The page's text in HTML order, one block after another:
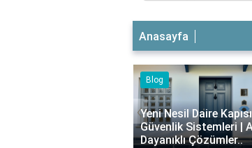
Anasayfa
Blog
Yeni Nesil Daire Kapısı
Güvenlik Sistemleri |
Dayanıklı Çözümler..
‹